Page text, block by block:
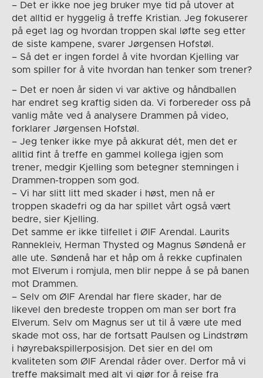
– Det er ikke noe jeg bruker mye tid på utover at
det alltid er hyggelig å treffe Kristian. Jeg fokuserer
på eget lag og hvordan troppen skal løfte seg etter
de siste kampene, svarer Jørgensen Hofstøl.
– Så det er ingen fordel å vite hvordan Kjelling var
som spiller for å vite hvordan han tenker som trener?
– Det er noen år siden vi var aktive og håndballen
har endret seg kraftig siden da. Vi forbereder oss på
vanlig måte ved å analysere Drammen på video,
forklarer Jørgensen Hofstøl.
– Jeg tenker ikke mye på akkurat dét, men det er
alltid fint å treffe en gammel kollega igjen som
trener, medgir Kjelling som betegner stemningen i
Drammen-troppen som god.
– Vi har slitt litt med skader i høst, men nå er
troppen skadefri og da har spillet vårt også vært
bedre, sier Kjelling.
Det samme er ikke tilfellet i ØIF Arendal. Laurits
Rannekleiv, Herman Thysted og Magnus Søndenå er
alle ute. Søndenå har et håp om å rekke cupfinalen
mot Elverum i romjula, men blir neppe å se på banen
mot Drammen.
– Selv om ØIF Arendal har flere skader, har de
likevel den bredeste troppen om man ser bort fra
Elverum. Selv om Magnus ser ut til å være ute med
skade mot oss, har de fortsatt Paulsen og Lindstrøm
i høyrebakspillerposisjon. Det sier en del om
kvaliteten som ØIF Arendal råder over. Derfor må vi
treffe maksimalt med alt vi gjør for å reise fra